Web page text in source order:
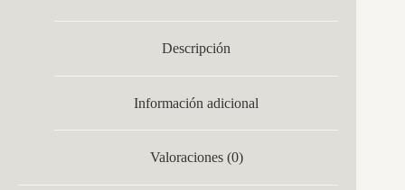
Descripción
Información adicional
Valoraciones (0)